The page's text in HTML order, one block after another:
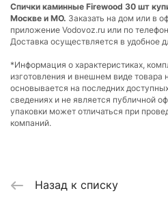
Спички каминные Firewood 30 шт
Москве и МО. Заказать на дом или в
приложение Vodovoz.ru или по
Доставка осуществляется в удобное
*Информация о характеристиках,
изготовления и внешнем виде товара
основывается на последних
сведениях и не является публичной
упаковки может отличаться при
компаний.
Назад к списку